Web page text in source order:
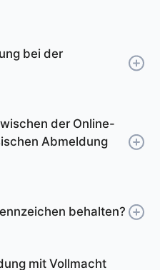
bei der
Tag müssen Sie
mehr bezahlen.
Sie allerdings eine
der Online-
Abmeldung
Sie in ca. 3
Prozess.
behalten?
mit Vollmacht